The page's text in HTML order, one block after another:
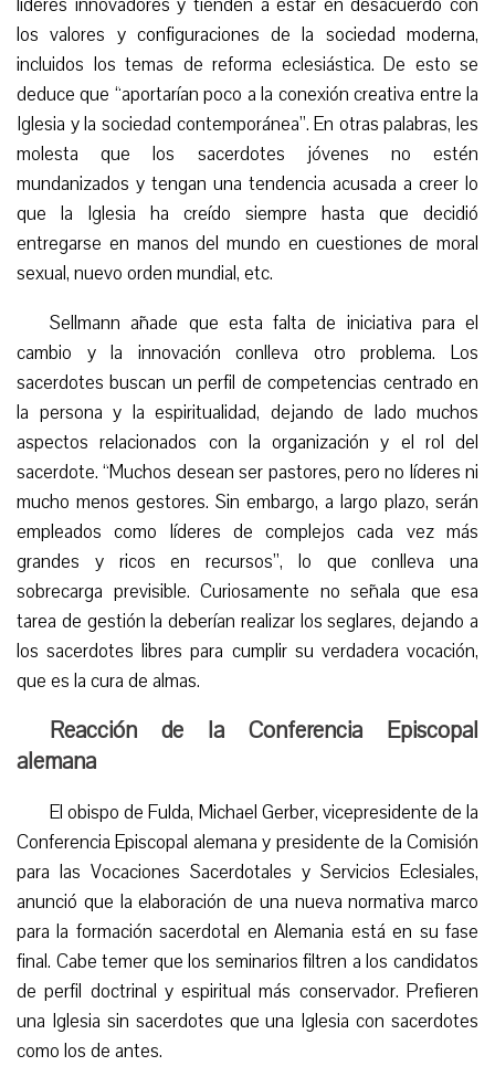
líderes innovadores y tienden a estar en desacuerdo con
los valores y configuraciones de la sociedad moderna,
incluidos los temas de reforma eclesiástica. De esto se
deduce que “aportarían poco a la conexión creativa entre la
Iglesia y la sociedad contemporánea”. En otras palabras, les
molesta que los sacerdotes jóvenes no estén
mundanizados y tengan una tendencia acusada a creer lo
que la Iglesia ha creído siempre hasta que decidió
entregarse en manos del mundo en cuestiones de moral
sexual, nuevo orden mundial, etc.
Sellmann añade que esta falta de iniciativa para el
cambio y la innovación conlleva otro problema. Los
sacerdotes buscan un perfil de competencias centrado en
la persona y la espiritualidad, dejando de lado muchos
aspectos relacionados con la organización y el rol del
sacerdote. “Muchos desean ser pastores, pero no líderes ni
mucho menos gestores. Sin embargo, a largo plazo, serán
empleados como líderes de complejos cada vez más
grandes y ricos en recursos”, lo que conlleva una
sobrecarga previsible. Curiosamente no señala que esa
tarea de gestión la deberían realizar los seglares, dejando a
los sacerdotes libres para cumplir su verdadera vocación,
que es la cura de almas.
Reacción de la Conferencia Episcopal
alemana
El obispo de Fulda, Michael Gerber, vicepresidente de la
Conferencia Episcopal alemanay presidente de la Comisión
para las Vocaciones Sacerdotales y Servicios Eclesiales,
anunció que la elaboración de una nueva normativa marco
para la formación sacerdotal en Alemania está en su fase
final. Cabe temer que los seminarios filtren a los candidatos
de perfil doctrinal y espiritual más conservador. Prefieren
una Iglesia sin sacerdotes que una Iglesia con sacerdotes
como los de antes.